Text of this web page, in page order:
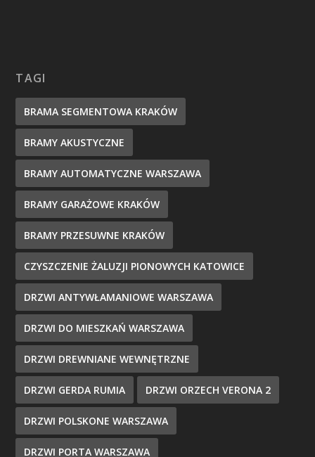
TAGI
BRAMA SEGMENTOWA KRAKÓW
BRAMY AKUSTYCZNE
BRAMY AUTOMATYCZNE WARSZAWA
BRAMY GARAŻOWE KRAKÓW
BRAMY PRZESUWNE KRAKÓW
CZYSZCZENIE ŻALUZJI PIONOWYCH KATOWICE
DRZWI ANTYWŁAMANIOWE WARSZAWA
DRZWI DO MIESZKAŃ WARSZAWA
DRZWI DREWNIANE WEWNĘTRZNE
DRZWI GERDA RUMIA DRZWI ORZECH VERONA 2
DRZWI POLSKONE WARSZAWA
DRZWI PORTA WARSZAWA